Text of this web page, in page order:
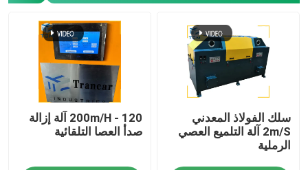
سلك الفولاذ المعدني
2m/S آلة التلميع العصي
الرملية
120 - 200m/H آلة إزالة
صدأ العصا التلقائية